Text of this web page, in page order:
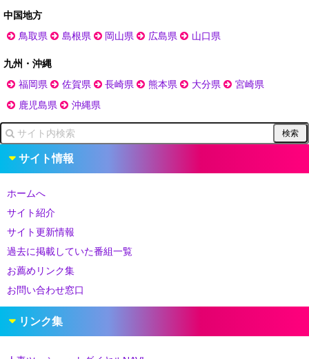
中国地方
鳥取県
島根県 岡山県 広島県 山口県
九州・沖縄
福岡県
佐賀県 長崎県 熊本県 大分県
宮崎県
鹿児島県
沖縄県
サイト情報
ホームへ
サイト紹介
サイト更新情報
過去に掲載していた番組一覧
お薦めリンク集
お問い合わせ窓口
リンク集